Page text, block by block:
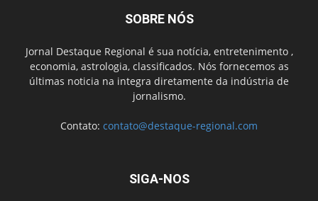
SOBRE NÓS
Jornal Destaque Regional é sua notícia, entretenimento ,
economia, astrologia, classificados. Nós fornecemos as
últimas noticia na integra diretamente da indústria de
jornalismo.
Contato: contato@destaque-regional.com
SIGA-NOS